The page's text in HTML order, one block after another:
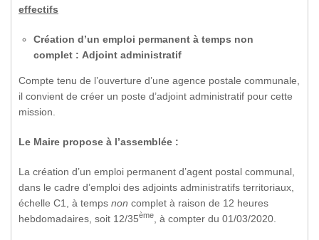
effectifs
Création d’un emploi permanent à temps non
complet : Adjoint administratif
Compte tenu de l’ouverture d’une agence postale communale,
il convient de créer un poste d’adjoint administratif pour cette
mission.
Le Maire propose à l’assemblée :
La création d’un emploi permanent d’agent postal communal,
dans le cadre d’emploi des adjoints administratifs territoriaux,
échelle C1, à temps non complet à raison de 12 heures
hebdomadaires, soit 12/35ème , à compter du 01/03/2020.